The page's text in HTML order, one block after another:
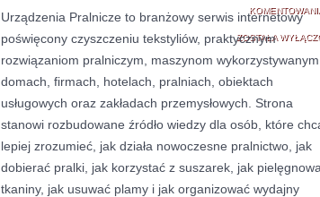
ZOSTAŁA
Urządzenia Pralnicze to branżowy serwis internetowy
poświęcony czyszczeniu tekstyliów, praktycznym
rozwiązaniom pralniczym, maszynom
domach, firmach, hotelach, pralniach, obiektach
usługowych oraz zakładach przemysłowych. Strona
stanowi rozbudowane źródło wiedzy dla osób, które
lepiej zrozumieć, jak działa nowoczesne pralnictwo, jak
dobierać pralki, jak korzystać z suszarek, jak
tkaniny, jak usuwać plamy i jak organizować wydajny